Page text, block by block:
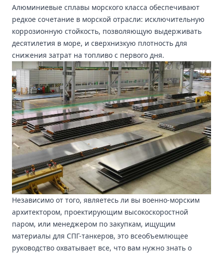
Алюминиевые сплавы морского класса обеспечивают
редкое сочетание в морской отрасли: исключительную
коррозионную стойкость, позволяющую выдерживать
десятилетия в море, и сверхнизкую плотность для
снижения затрат на топливо с первого дня.
Независимо от того, являетесь ли вы военно-морским
архитектором, проектирующим высокоскоростной
паром, или менеджером по закупкам, ищущим
материалы для СПГ-танкеров, это всеобъемлющее
руководство охватывает все, что вам нужно знать о